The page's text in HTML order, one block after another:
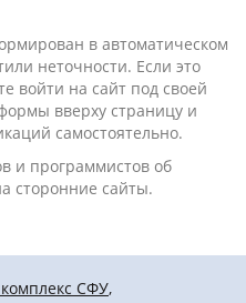
в автоматическом
неточности. Если это
войти на сайт под своей
вверху страницу и
самостоятельно.
и программистов об
сторонние сайты.
СФУ,